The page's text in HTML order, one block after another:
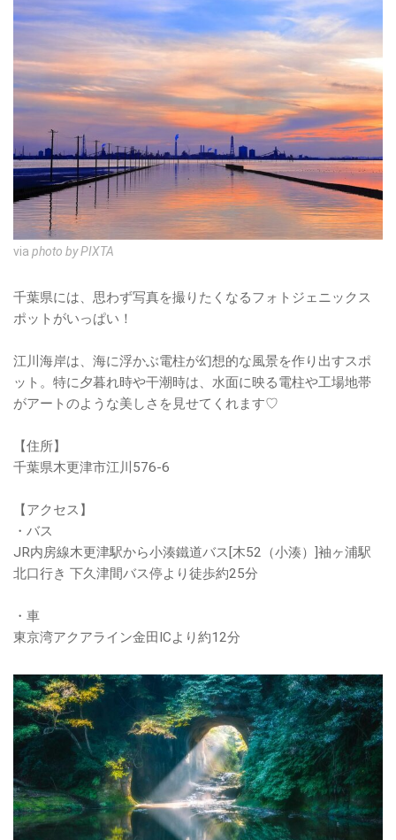
via photo by PIXTA
千葉県には、思わず写真を撮りたくなるフォトジェニックス
ポットがいっぱい！
江川海岸は、海に浮かぶ電柱が幻想的な風景を作り出すスポ
ット。特に夕暮れ時や干潮時は、水面に映る電柱や工場地帯
がアートのような美しさを見せてくれます♡
【住所】
千葉県木更津市江川576-6
【アクセス】
・バス
JR内房線木更津駅から小湊鐵道バス[木52（小湊）]袖ヶ浦駅
北口行き 下久津間バス停より徒歩約25分
・車
東京湾アクアライン金田ICより約12分